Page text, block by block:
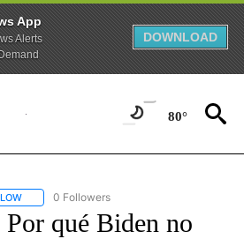
App
Alerts
DOWNLOAD
80°
FOLLOW "CNN - SPANISH" TO RECEIVE
0 Followers
qué Biden no